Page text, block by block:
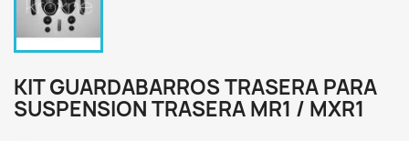
KIT GUARDABARROS TRASERA PARA
SUSPENSION TRASERA MR1 / MXR1